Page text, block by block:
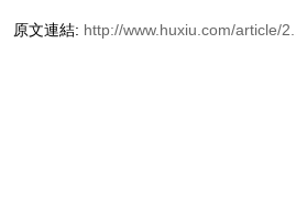
原文連結: http://www.huxiu.com/article/2...